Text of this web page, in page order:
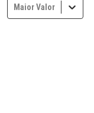
Maior Valor